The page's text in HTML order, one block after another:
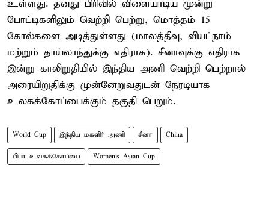
உள்ளது. தனது பிரிவில் விளையாடிய மூன்று
போட்டிகளிலும் வெற்றி பெற்று, மொத்தம் 15
கோல்களை அடித்துள்ளது (மாலத்தீவு, வியட்நாம்
மற்றும் தாய்லாந்துக்கு எதிராக). சீனாவுக்கு எதிராக
இன்று காலிறுதியில் இந்திய அணி வெற்றி பெற்றால்
அரையிறுதிக்கு முன்னேறுவதுடன் நேரடியாக
உலகக்கோப்பைக்கும் தகுதி பெறும்.
World Cup இந்திய மகளிர் அணி சீனா China
பிபா உலகக்கோப்பை Women's Asian Cup